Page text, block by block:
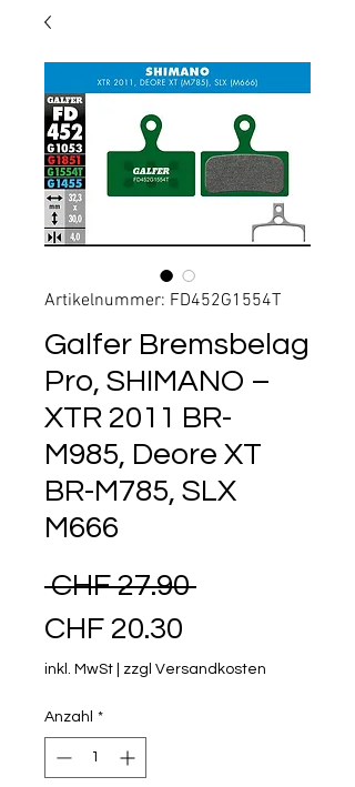
Artikelnummer: FD452G1554T
Galfer Bremsbelag
Pro, SHIMANO –
XTR 2011 BR-
M985, Deore XT
BR-M785, SLX
M666
CHF 27.90
CHF 20.30
inkl. MwSt zzgl Versandkosten
Anzahl *